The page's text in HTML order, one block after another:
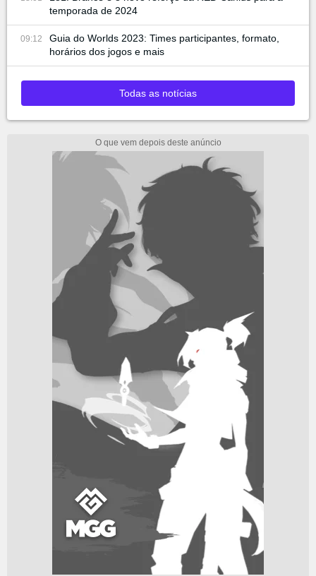
temporada de 2024
09:12
Guia do Worlds 2023: Times participantes, formato,
horários dos jogos e mais
Todas as notícias